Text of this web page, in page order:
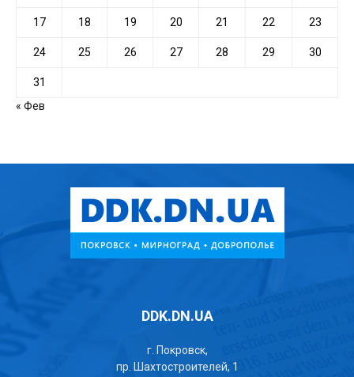
17 18 19 20 21 22 23
24 25 26 27 28 29 30
31
« Фев
DDK.DN.UA
г. Покровск,
пр. Шахтостроителей, 1